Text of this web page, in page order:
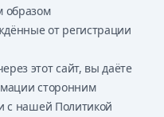
образом
от регистрации
этот сайт, вы даёте
сторонним
с нашей Политикой